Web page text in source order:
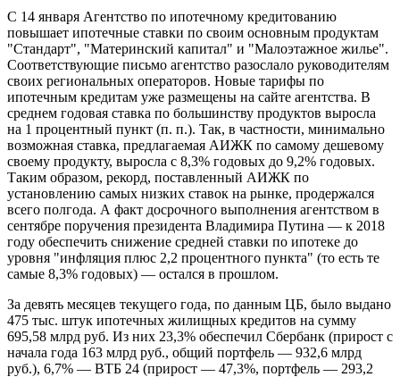
С 14 января Агентство по ипотечному кредитованию
повышает ипотечные ставки по своим основным продуктам
"Стандарт", "Материнский капитал" и "Малоэтажное жилье".
Соответствующие письмо агентство разослало руководителям
своих региональных операторов. Новые тарифы по
ипотечным кредитам уже размещены на сайте агентства. В
среднем годовая ставка по большинству продуктов выросла
на 1 процентный пункт (п. п.). Так, в частности, минимально
возможная ставка, предлагаемая АИЖК по самому дешевому
своему продукту, выросла с 8,3% годовых до 9,2% годовых.
Таким образом, рекорд, поставленный АИЖК по
установлению самых низких ставок на рынке, продержался
всего полгода. А факт досрочного выполнения агентством в
сентябре поручения президента Владимира Путина — к 2018
году обеспечить снижение средней ставки по ипотеке до
уровня "инфляция плюс 2,2 процентного пункта" (то есть те
самые 8,3% годовых) — остался в прошлом.
За девять месяцев текущего года, по данным ЦБ, было выдано
475 тыс. штук ипотечных жилищных кредитов на сумму
695,58 млрд руб. Из них 23,3% обеспечил Сбербанк (прирост с
начала года 163 млрд руб., общий портфель — 932,6 млрд
руб.), 6,7% — ВТБ 24 (прирост — 47,3%, портфель — 293,2